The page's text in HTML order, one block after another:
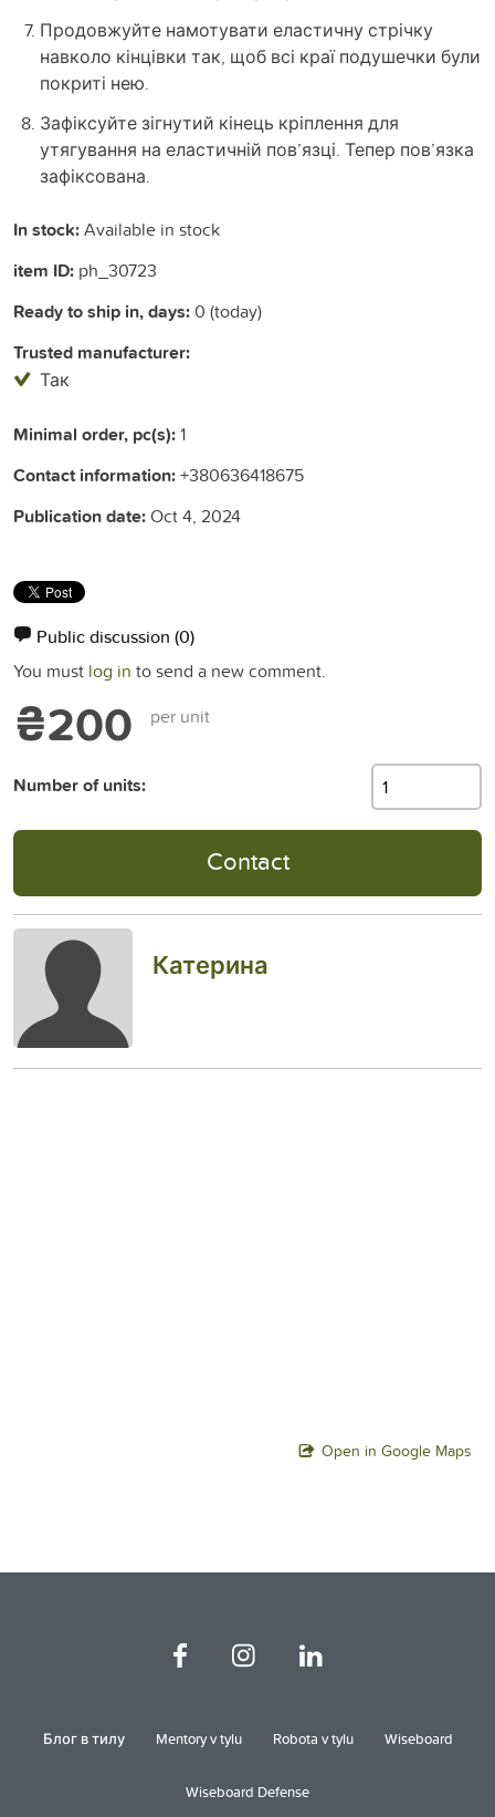
Продовжуйте намотувати еластичну стрічку
навколо кінцівки так, щоб всі краї подушечки були
покриті нею.
Зафіксуйте зігнутий кінець кріплення для
утягування на еластичній пов’язці. Тепер пов’язка
зафіксована.
In stock:Available in stock
item ID: ph_30723
Ready to ship in, days:0 (today)
Trusted manufacturer:
Так
Minimal order, pc(s):1
Contact information:+380636418675
Publication date:Oct 4, 2024
Public discussion (0)
You must log in to send a new comment.
₴200 per unit
Number of units:
Contact
Катерина
Open in Google Maps
Блог в тилу Mentory v tylu Robota v tylu Wiseboard
Wiseboard Defense